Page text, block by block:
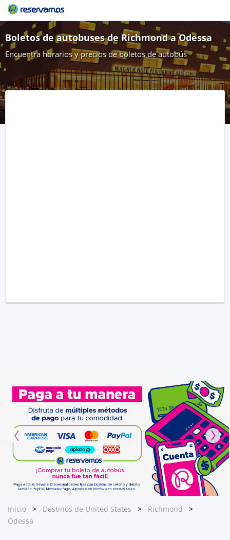
Boletos de autobuses de Richmond a Odessa
Encuentra horarios y precios de boletos de autobús
Inicio Destinos de United States
Richmond
Odessa